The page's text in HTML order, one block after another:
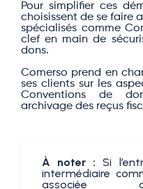
Pour simplifier ces
choisissent de se faire
spécialisés comme
clef en main de
dons.
Comerso prend en
ses clients sur les
Conventions de
archivage des reçus
À noter :Si
intermédiaire